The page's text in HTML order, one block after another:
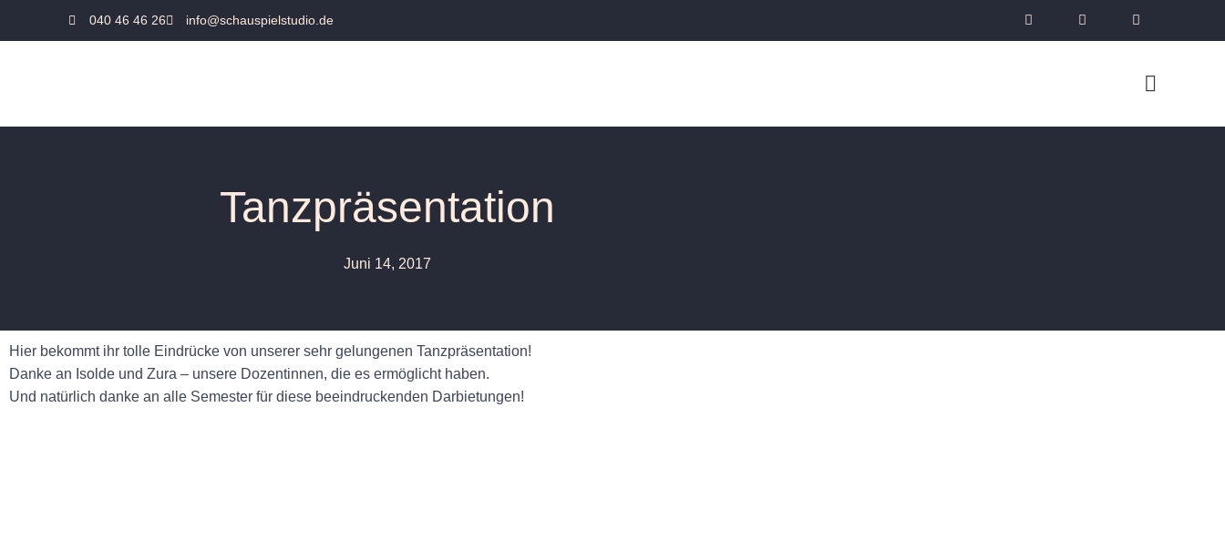
040 46 46 26 info@schauspielstudio.de
Tanzpräsentation
Juni 14, 2017
Hier bekommt ihr tolle Eindrücke von unserer sehr gelungenen Tanzpräsentation!
Danke an Isolde und Zura – unsere Dozentinnen, die es ermöglicht haben.
Und natürlich danke an alle Semester für diese beeindruckenden Darbietungen!